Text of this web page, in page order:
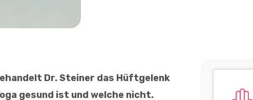
Dr. Steiner das Hüftgelenk
gesund ist und welche nicht.